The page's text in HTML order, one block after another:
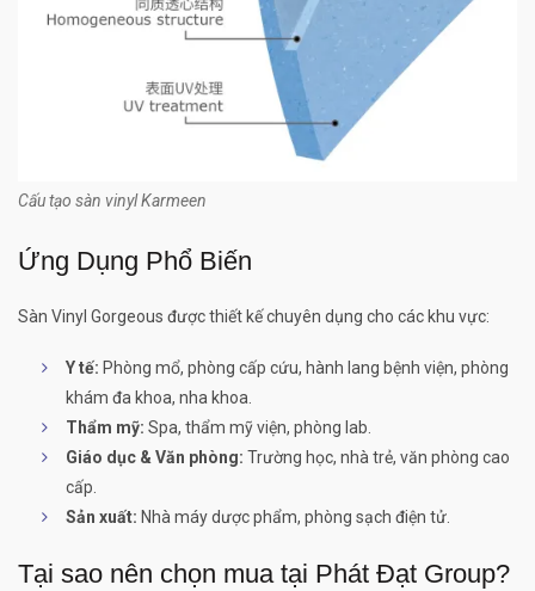
Cấu tạo sàn vinyl Karmeen
Ứng Dụng Phổ Biến
Sàn Vinyl Gorgeous được thiết kế chuyên dụng cho các khu vực:
Y tế: Phòng mổ, phòng cấp cứu, hành lang bệnh viện, phòng
khám đa khoa, nha khoa.
Thẩm mỹ: Spa, thẩm mỹ viện, phòng lab.
Giáo dục & Văn phòng: Trường học, nhà trẻ, văn phòng cao
cấp.
Sản xuất: Nhà máy dược phẩm, phòng sạch điện tử.
Tại sao nên chọn mua tại Phát Đạt Group?